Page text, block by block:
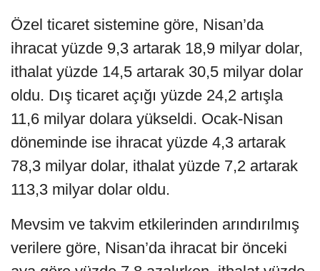
Özel ticaret sistemine göre, Nisan’da
ihracat yüzde 9,3 artarak 18,9 milyar dolar,
ithalat yüzde 14,5 artarak 30,5 milyar dolar
oldu. Dış ticaret açığı yüzde 24,2 artışla
11,6 milyar dolara yükseldi. Ocak-Nisan
döneminde ise ihracat yüzde 4,3 artarak
78,3 milyar dolar, ithalat yüzde 7,2 artarak
113,3 milyar dolar oldu.
Mevsim ve takvim etkilerinden arındırılmış
verilere göre, Nisan’da ihracat bir önceki